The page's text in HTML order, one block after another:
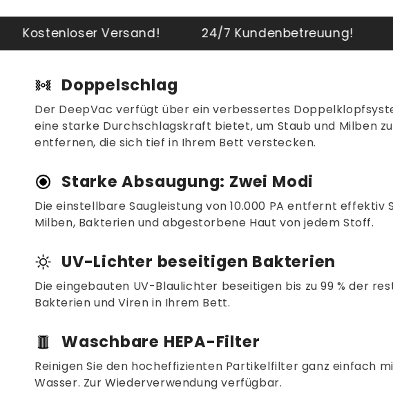
24/7 Kundenbetreuung! Kostenloser
Doppelschlag
Der DeepVac verfügt über ein verbessertes
eine starke Durchschlagskraft bietet, um Staub und Milben zu
entfernen, die sich tief in Ihrem Bett verstecken.
Starke Absaugung: Zwei Modi
Die einstellbare Saugleistung von 10.000 PA entfernt effektiv
Milben, Bakterien und abgestorbene Haut von jedem Stoff.
UV-Lichter beseitigen Bakterien
Die eingebauten UV-Blaulichter beseitigen bis zu 99 % der
Bakterien und Viren in Ihrem Bett.
Waschbare HEPA-Filter
Reinigen Sie den hocheffizienten Partikelfilter ganz einfach
Wasser. Zur Wiederverwendung verfügbar.